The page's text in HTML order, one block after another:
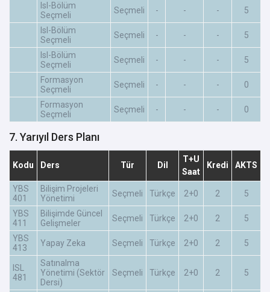
Isl-Bölüm
Seçmeli
Seçmeli - - - 5
Isl-Bölüm
Seçmeli
Seçmeli - - - 5
Isl-Bölüm
Seçmeli
Seçmeli - - - 5
Formasyon
Seçmeli
Seçmeli - - - 0
Formasyon
Seçmeli
Seçmeli - - - 0
7. Yarıyıl Ders Planı
Kodu Ders Tür Dil
T+U
Saat
Kredi AKTS
YBS
401
Bilişim Projeleri
Yönetimi
Seçmeli Türkçe 2+0 2 5
YBS
411
Bilişimde Güncel
Gelişmeler
Seçmeli Türkçe 2+0 2 5
YBS
413
Yapay Zeka Seçmeli Türkçe 2+0 2 5
ISL
481
Satınalma
Yönetimi (Sektör
Dersi)
Seçmeli Türkçe 2+0 2 5